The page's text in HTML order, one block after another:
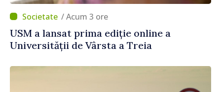
/ Acum 3 ore
USM a lansat prima ediție online a
Universității de Vârsta a Treia